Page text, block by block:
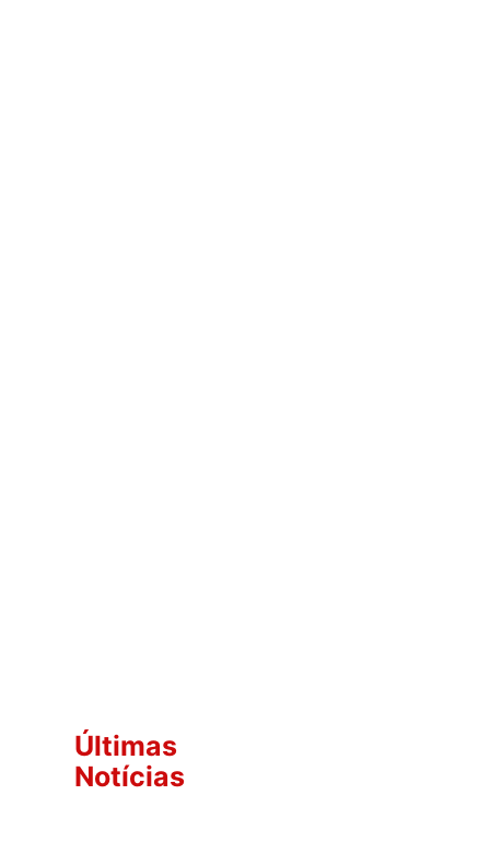
Últimas
Notícias